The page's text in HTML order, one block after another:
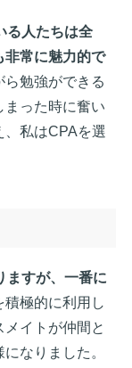
る人たちは全
非常に魅力的で
勉強ができる
まった時に奮い
、私はCPAを選
ますが、一番に
極的に利用し
イトが仲間と
なりました。